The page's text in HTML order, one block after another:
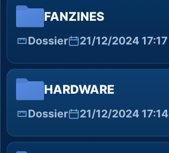
FANZINES
Dossier 21/12/2024 17:17
HARDWARE
Dossier 21/12/2024 17:14